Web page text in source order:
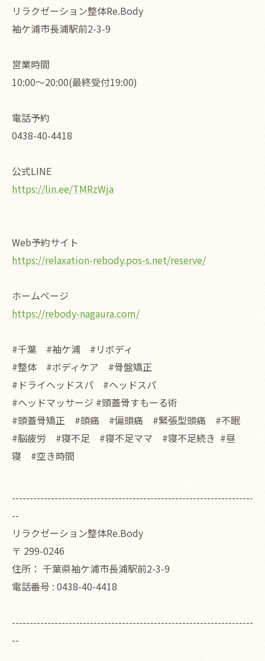
リラクゼーション整体Re.Body
袖ケ浦市長浦駅前2-3-9
営業時間
10:00〜20:00(最終受付19:00)
電話予約
0438-40-4418
公式LINE
https://lin.ee/TMRzWja
Web予約サイト
https://relaxation-rebody.pos-s.net/reserve/
ホームページ
https://rebody-nagaura.com/
#千葉 #袖ケ浦 #リボディ
#整体 #ボディケア #骨盤矯正
#ドライヘッドスパ #ヘッドスパ
#ヘッドマッサージ #頭蓋骨すもーる術
#頭蓋骨矯正 #頭痛 #偏頭痛 #緊張型頭痛 #不眠
#脳疲労 #寝不足 #寝不足ママ #寝不足続き #昼
寝 #空き時間
--------------------------------------------------------------------
--
リラクゼーション整体Re.Body
〒 299-0246
住所： 千葉県袖ケ浦市長浦駅前2-3-9
電話番号 : 0438-40-4418
--------------------------------------------------------------------
--